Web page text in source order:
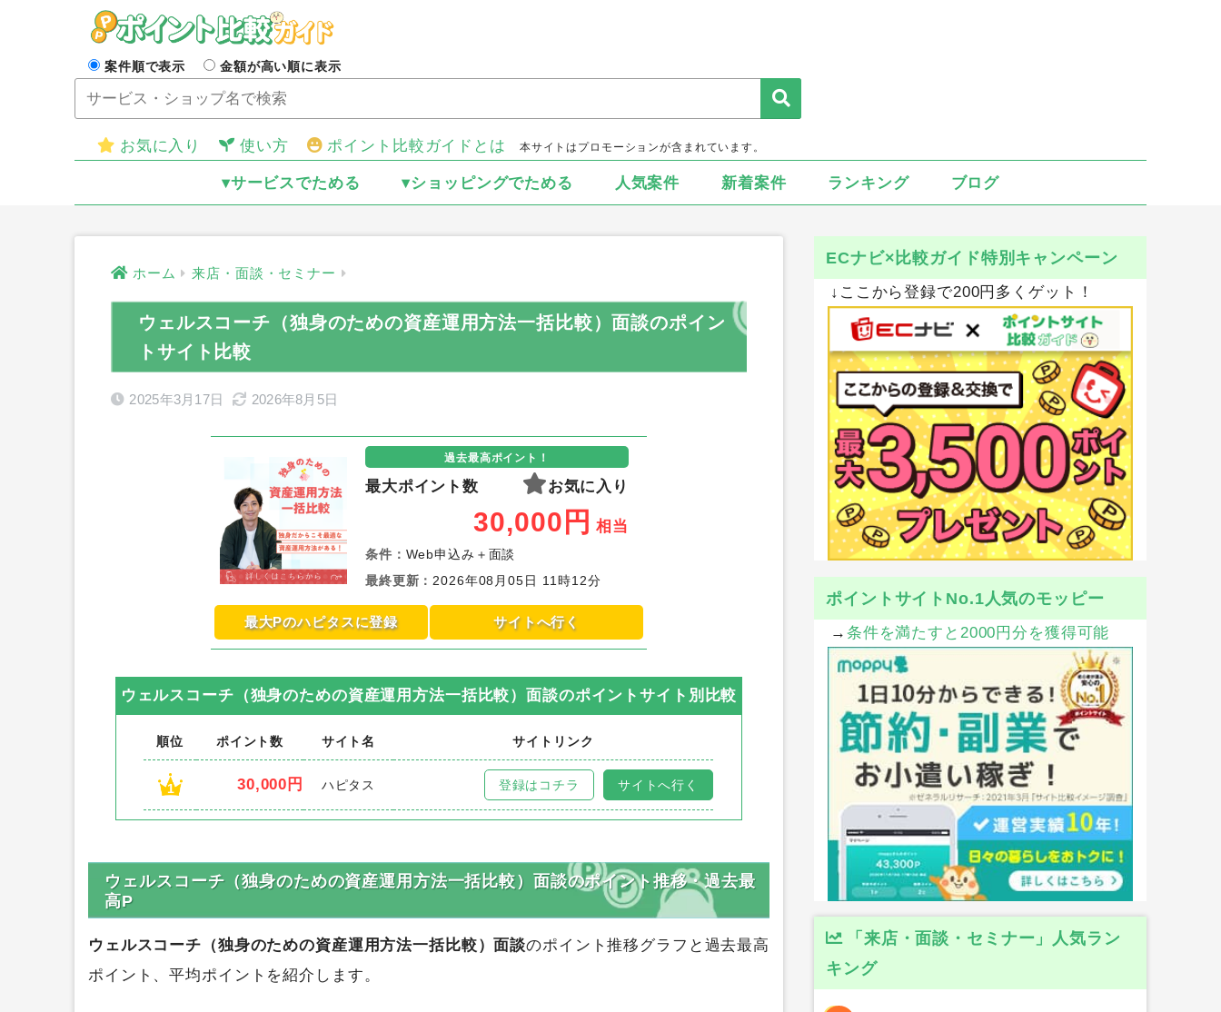
案件順で表示 金額が高い順に表示
お気に入り 使い方 ポイント比較ガイドとは 本サイトはプロモーションが含まれています。
▾サービスでためる ▾ショッピングでためる 人気案件 新着案件 ランキング ブログ
ホーム 来店・面談・セミナー
ウェルスコーチ（独身のための資産運用方法一括比較）面談のポイン
トサイト比較
2025年3月17日 2026年8月5日
過去最高ポイント！
最大ポイント数 お気に入り
30,000 円 相当
条件： Web申込み＋面談
最終更新 ： 2026年08月05日 11時12分
最大Pのハピタスに登録 サイトへ行く
ウェルスコーチ（独身のための資産運用方法一括比較）面談のポイントサイト別比較
順位 ポイント数 サイト名 サイトリンク
1 30,000円 ハピタス 登録はコチラ サイトへ行く
ウェルスコーチ（独身のための資産運用方法一括比較）面談のポイント推移・過去最
高P
ウェルスコーチ（独身のための資産運用方法一括比較）面談のポイント推移グラフと過去最高
ポイント、平均ポイントを紹介します。
ECナビ×比較ガイド特別キャンペーン
↓ここから登録で200円多くゲット！
ポイントサイトNo.1人気のモッピー
→ 条件を満たすと2000円分を獲得可能
「来店・面談・セミナー」人気ラン
キング